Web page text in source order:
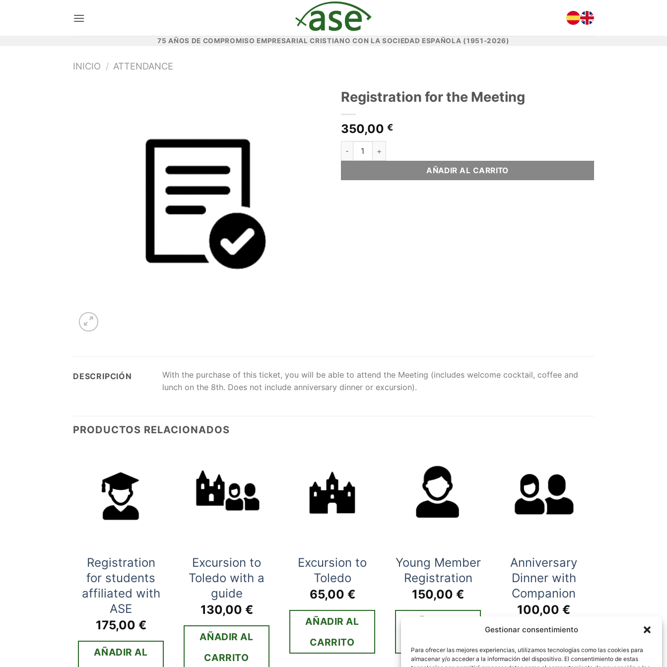
Gestionar consentimiento
Para ofrecer las mejores experiencias, utilizamos tecnologías como las cookies para
almacenar y/o acceder a la información del dispositivo. El consentimiento de estas
75 AÑOS DE COMPROMISO EMPRESARIAL CRISTIANO CON LA SOCIEDAD ESPAÑOLA (1951-2026)
INICIO / ATTENDANCE
Registration for the Meeting
350,00 €
Registration for the Meeting cantidad
AÑADIR AL CARRITO
DESCRIPCIÓN
With the purchase of this ticket, you will be able to attend the Meeting (includes welcome cocktail, coffee and
lunch on the 8th. Does not include anniversary dinner or excursion).
PRODUCTOS RELACIONADOS
Registration
for students
affiliated with
ASE
175,00 €
AÑADIR AL
Excursion to
Toledo with a
guide
130,00 €
AÑADIR AL
CARRITO
Excursion to
Toledo
65,00 €
AÑADIR AL
CARRITO
Young Member
Registration
150,00 €
Anniversary
Dinner with
Companion
100,00 €
AÑADIR AL
CARRITO